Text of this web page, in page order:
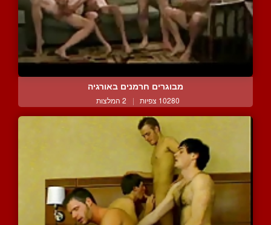
מבוגרים חרמנים באורגיה
10280 צפיות | 2 המלצות